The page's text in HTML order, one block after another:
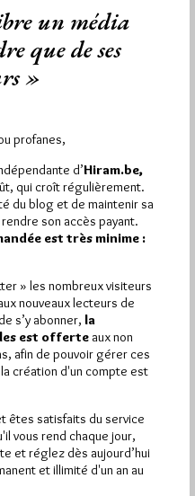
les images... :)
0 commentaire
a reçu1 672 visites
: Pirsch.io)
Plus d’informations
articles les plus lus du blog ?
un média
que de ses
»
profanes,
d’Hiram.be,
qui croît régulièrement.
du blog et de maintenir sa
son accès payant.
est très minime :
» les nombreux visiteurs
nouveaux lecteurs de
s’y abonner, la
est offerte aux non
afin de pouvoir gérer ces
création d'un compte est
êtes satisfaits du service
vous rend chaque jour,
et réglez dès aujourd’hui
et illimité d'un an au